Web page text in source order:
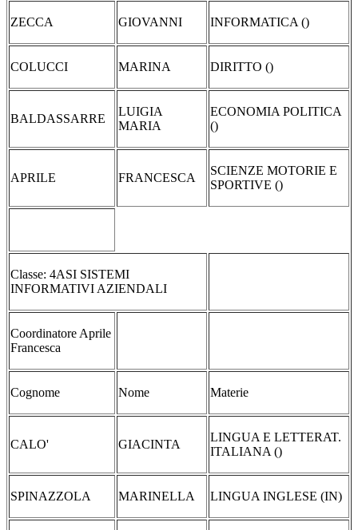
ZECCA GIOVANNI INFORMATICA ()
COLUCCI MARINA DIRITTO ()
BALDASSARRE
LUIGIA
MARIA
ECONOMIA POLITICA
()
APRILE FRANCESCA
SCIENZE MOTORIE E
SPORTIVE ()
Classe: 4ASI SISTEMI
INFORMATIVI AZIENDALI
Coordinatore Aprile
Francesca
Cognome Nome Materie
CALO' GIACINTA
LINGUA E LETTERAT.
ITALIANA ()
SPINAZZOLA MARINELLA LINGUA INGLESE (IN)